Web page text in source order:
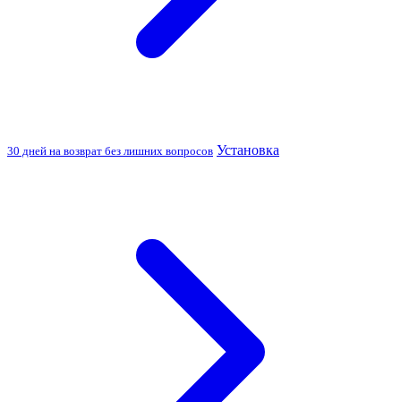
30 дней на возврат без лишних вопросов Установка